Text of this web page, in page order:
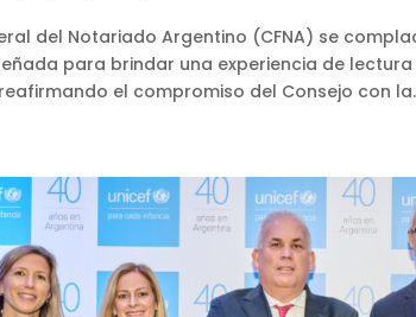
del Notariado Argentino (CFNA) se
para brindar una experiencia de
el compromiso del Consejo con